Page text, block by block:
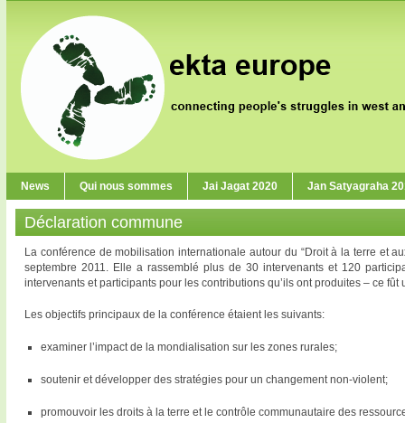
News Qui nous sommes Jai Jagat 2020 Jan Satyagraha
Déclaration commune
La conférence de mobilisation internationale autour du “Droit à la terre et
septembre 2011. Elle a rassemblé plus de 30 intervenants et 120
intervenants et participants pour les contributions qu’ils ont produites – ce fût
Les objectifs principaux de la conférence étaient les suivants:
examiner l’impact de la mondialisation sur les zones rurales;
soutenir et développer des stratégies pour un changement non-violent;
promouvoir les droits à la terre et le contrôle communautaire des